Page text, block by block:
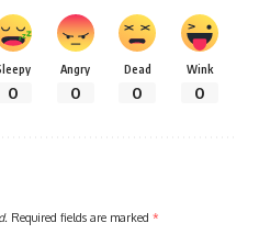
0
Angry
0
Dead
0
Wink
0
Required fields are marked *